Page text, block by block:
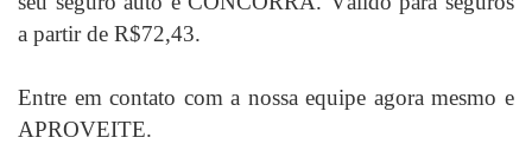
a partir de R$72,43.
Entre em contato com a nossa equipe agora mesmo e
APROVEITE.